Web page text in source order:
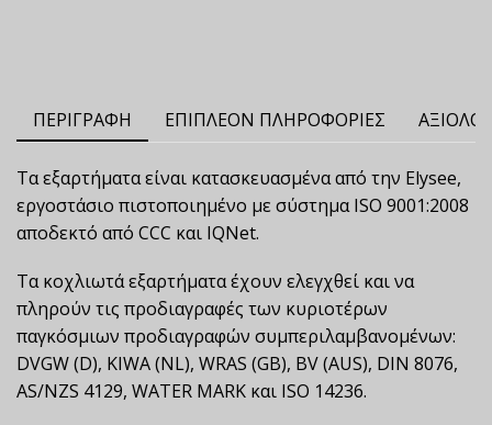
ΠΕΡΙΓΡΑΦΉ ΕΠΙΠΛΈΟΝ ΠΛΗΡΟΦΟΡΊΕΣ
Τα εξαρτήματα είναι κατασκευασμένα από την Elysee,
εργοστάσιο πιστοποιημένο με σύστημα ISO 9001:2008
αποδεκτό από CCC και IQNet.
Τα κοχλιωτά εξαρτήματα έχουν ελεγχθεί και να
πληρούν τις προδιαγραφές των κυριοτέρων
παγκόσμιων προδιαγραφών συμπεριλαμβανομένων:
DVGW (D), KIWA (NL), WRAS (GB), BV (AUS), DIN 8076,
AS/NZS 4129, WATER MARK και ISO 14236.